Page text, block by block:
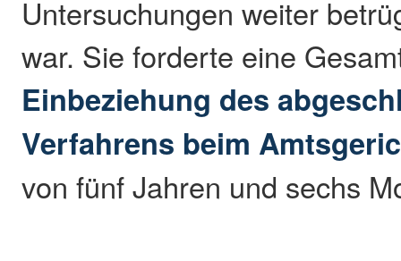
Untersuchungen weiter
war. Sie forderte eine
Einbeziehung des
Verfahrens beim
von fünf Jahren und sechs